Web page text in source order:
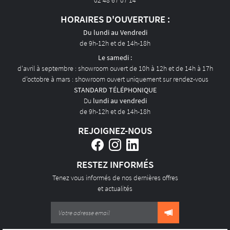
HORAIRES D'OUVERTURE :
Du lundi au Vendredi
de 9h-12h et de 14h-18h
Le samedi :
d'avril à septembre : showroom ouvert de 10h à 12h et de 14h à 17h
d'octobre à mars : showroom ouvert uniquement sur rendez-vous
STANDARD TÉLÉPHONIQUE
Du lundi au vendredi
de 9h-12h et de 14h-18h
REJOIGNEZ-NOUS
RESTEZ INFORMÉS
Tenez vous informés de nos dernières offres
et actualités